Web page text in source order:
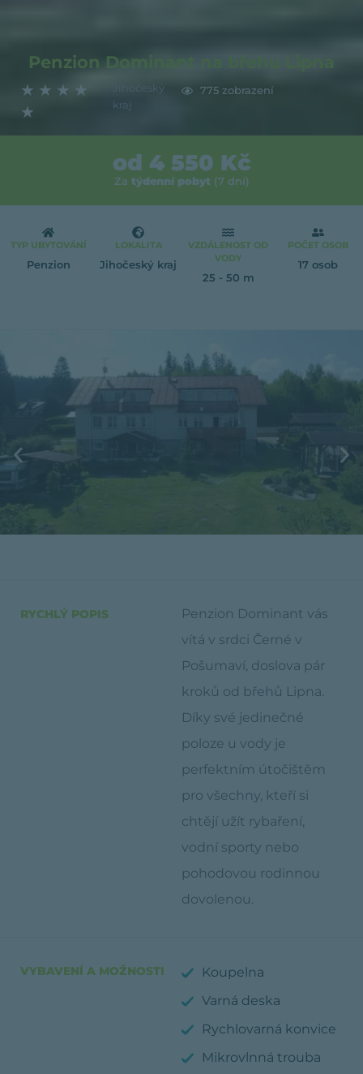
Penzion Dominant na břehu Lipna
★ ★ ★ ★
★
Jihočeský
kraj
775 zobrazení
od 4 550 Kč
Za týdenní pobyt(7 dní)
TYP UBYTOVÁNÍ
Penzion
LOKALITA
Jihočeský kraj
VZDÁLENOST OD
VODY
25 - 50 m
POČET OSOB
17 osob
RYCHLÝ POPIS
Penzion Dominant vás
vítá v srdci Černé v
Pošumaví, doslova pár
kroků od břehů Lipna.
Díky své jedinečné
poloze u vody je
perfektním útočištěm
pro všechny, kteří si
chtějí užít rybaření,
vodní sporty nebo
pohodovou rodinnou
dovolenou.
VYBAVENÍ A MOŽNOSTI
Koupelna
Varná deska
Rychlovarná konvice
Mikrovlnná trouba